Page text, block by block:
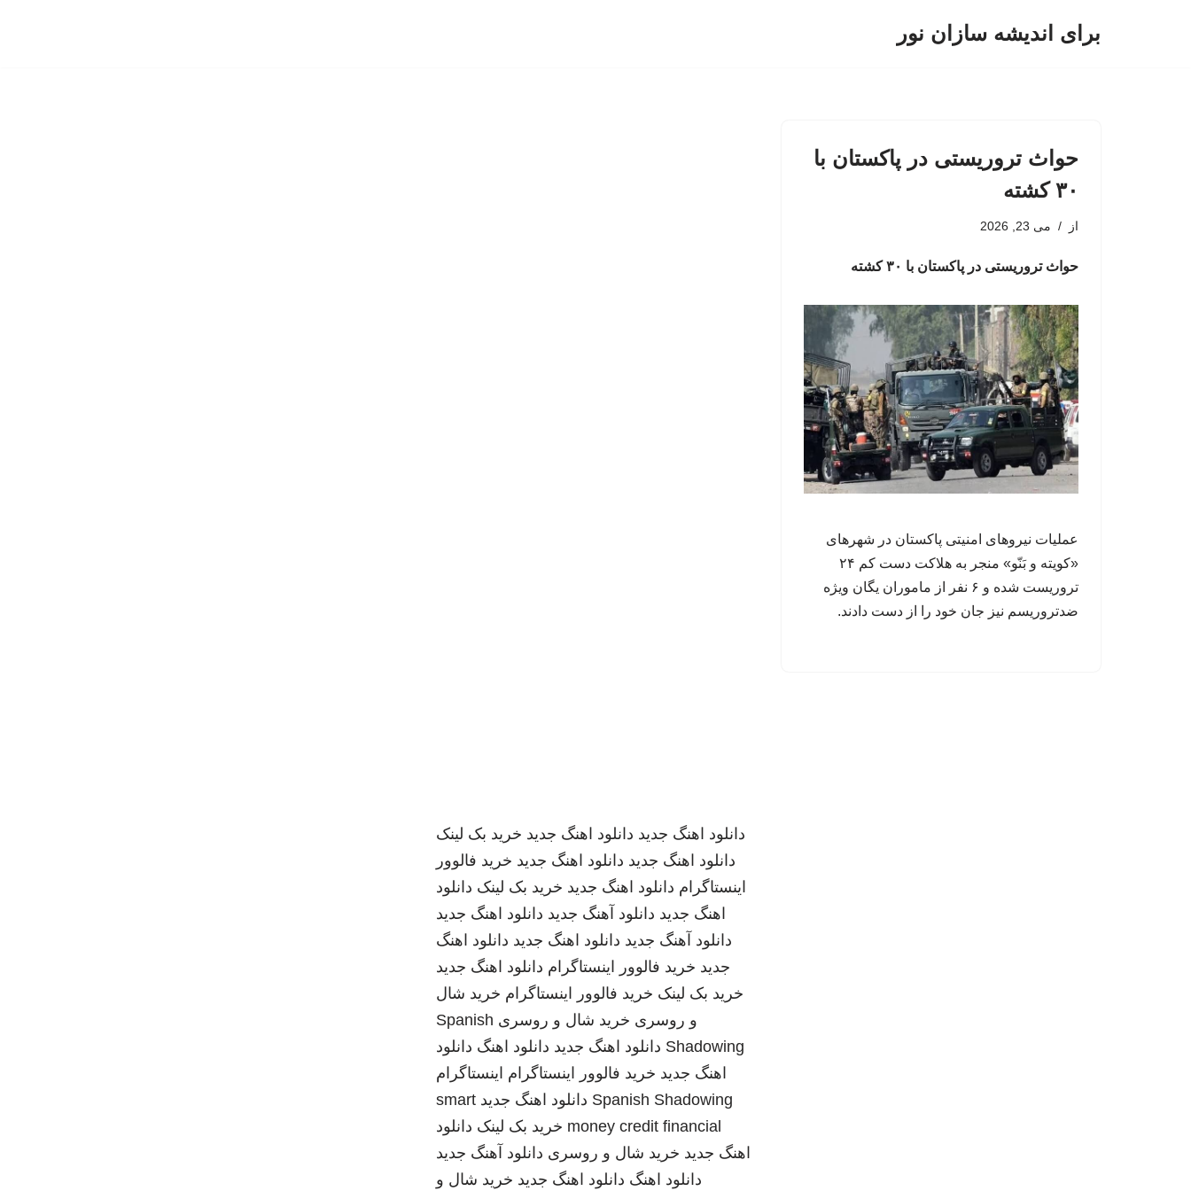
برای اندیشه سازان نور
حواث تروریستی در پاکستان با
۳۰ کشته
از می 23, 2026
حواث تروریستی در پاکستان با ۳۰ کشته
عملیات نیروهای امنیتی پاکستان در شهرهای
«کویته و بَنّو» منجر به هلاکت دست کم ۲۴
تروریست شده و ۶ نفر از ماموران یگان ویژه
ضدتروریسم نیز جان خود را از دست دادند.
دانلود اهنگ جدید دانلود اهنگ جدید خرید بک لینک
دانلود اهنگ جدید دانلود اهنگ جدید خرید فالوور
اینستاگرام دانلود اهنگ جدید خرید بک لینک دانلود
اهنگ جدید دانلود آهنگ جدید دانلود اهنگ جدید
دانلود آهنگ جدید دانلود اهنگ جدید دانلود اهنگ
جدید خرید فالوور اینستاگرام دانلود اهنگ جدید
خرید بک لینک خرید فالوور اینستاگرام خرید شال
و روسری خرید شال و روسری Spanish
Shadowing دانلود اهنگ جدید دانلود اهنگ دانلود
اهنگ جدید خرید فالوور اینستاگرام اینستاگرام
Spanish Shadowing دانلود اهنگ جدید smart
money credit financial خرید بک لینک دانلود
اهنگ جدید خرید شال و روسری دانلود آهنگ جدید
دانلود اهنگ دانلود اهنگ جدید خرید شال و